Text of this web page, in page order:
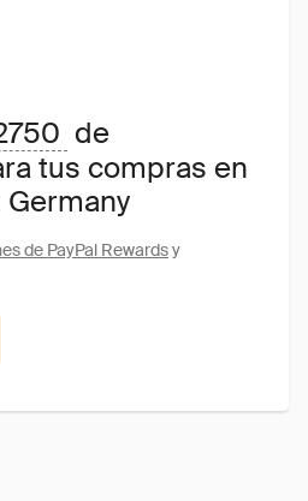
de
tus compras en
Germany
de PayPal Rewardsy